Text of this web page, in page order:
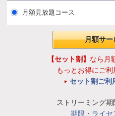
月額見放題コース
月額サー
【セット割】 なら月
もっとお得にご利
セット割ご利
ストリーミング
期限・ライセ